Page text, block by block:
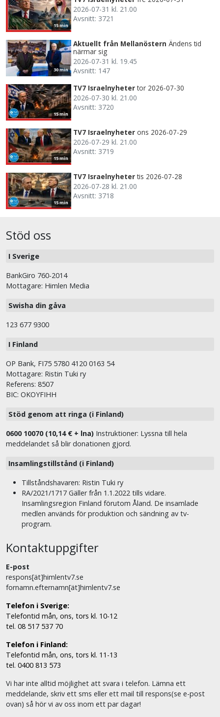
15 min
2026-07-31 kl. 21.00
Avsnitt: 3721
30 min
Aktuellt från Mellanöstern Ändens tid
närmar sig
2026-07-31 kl. 19.45
Avsnitt: 147
15 min
TV7 Israelnyheter tor 2026-07-30
2026-07-30 kl. 21.00
Avsnitt: 3720
15 min
TV7 Israelnyheter ons 2026-07-29
2026-07-29 kl. 21.00
Avsnitt: 3719
15 min
TV7 Israelnyheter tis 2026-07-28
2026-07-28 kl. 21.00
Avsnitt: 3718
Stöd oss
I Sverige
BankGiro 760-2014
Mottagare: Himlen Media
Swisha din gåva
123 677 9300
I Finland
OP Bank, FI75 5780 4120 0163 54
Mottagare: Ristin Tuki ry
Referens: 8507
BIC: OKOYFIHH
Stöd genom att ringa (i Finland)
0600 10070 (10,14 € + lna) Instruktioner: Lyssna till hela
meddelandet så blir donationen gjord.
Insamlingstillstånd (i Finland)
Tillståndshavaren: Ristin Tuki ry
RA/2021/1717 Gäller från 1.1.2022 tills vidare.
Insamlingsregion Finland förutom Åland. De insamlade
medlen används för produktion och sändning av tv-
program.
Kontaktuppgifter
E-post
respons[ät]himlentv7.se
fornamn.efternamn[ät]himlentv7.se
Telefon i Sverige:
Telefontid mån, ons, tors kl. 10-12
tel. 08 517 537 70
Telefon i Finland:
Telefontid mån, ons, tors kl. 11-13
tel. 0400 813 573
Vi har inte alltid möjlighet att svara i telefon. Lämna ett
meddelande, skriv ett sms eller ett mail till respons(se e-post
ovan) så hör vi av oss inom ett par dagar!